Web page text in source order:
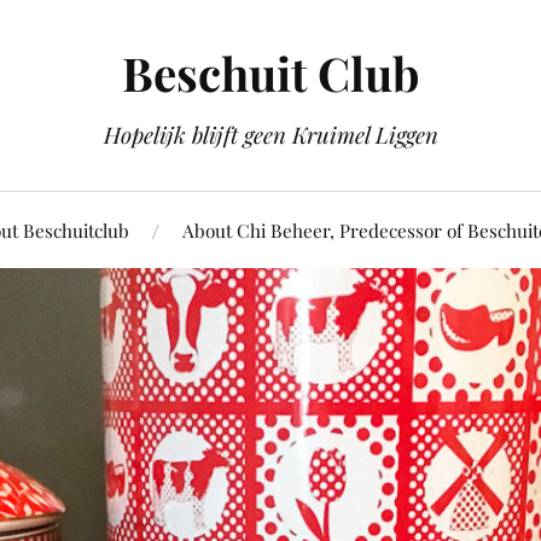
Beschuit Club
Hopelijk blijft geen Kruimel Liggen
Beschuitclub About Chi Beheer, Predecessor of